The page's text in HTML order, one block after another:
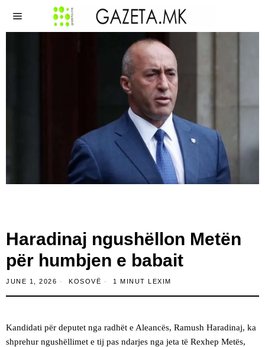
Haradinaj ngushëllon Metën
për humbjen e babait
JUNE 1, 2026 KOSOVË 1 MINUT LEXIM
Kandidati për deputet nga radhët e Aleancës, Ramush Haradinaj, ka
shprehur ngushëllimet e tij pas ndarjes nga jeta të Rexhep Metës,